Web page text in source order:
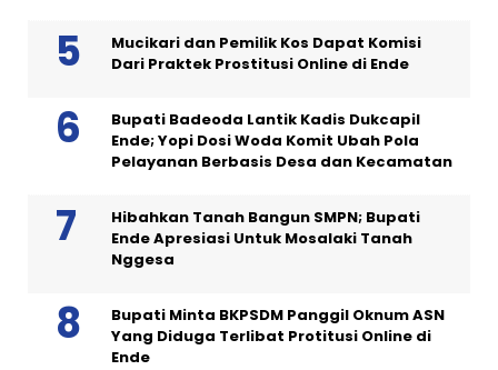
Mucikari dan Pemilik Kos Dapat Komisi
Dari Praktek Prostitusi Online di Ende
Bupati Badeoda Lantik Kadis Dukcapil
Ende; Yopi Dosi Woda Komit Ubah Pola
Pelayanan Berbasis Desa dan Kecamatan
Hibahkan Tanah Bangun SMPN; Bupati
Ende Apresiasi Untuk Mosalaki Tanah
Nggesa
Bupati Minta BKPSDM Panggil Oknum ASN
Yang Diduga Terlibat Protitusi Online di
Ende